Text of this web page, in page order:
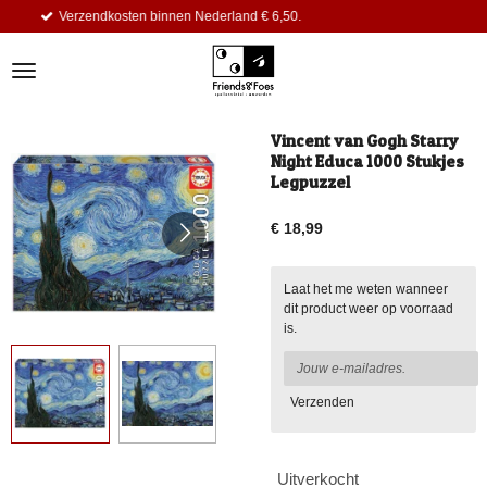
de
binnen Nederland € 6,50.
Vincent van Gogh Starry
Night Educa 1000 Stukjes
Legpuzzel
€ 18,99
Laat het me weten wanneer
dit product weer op voorraad
is.
Verzenden
Uitverkocht